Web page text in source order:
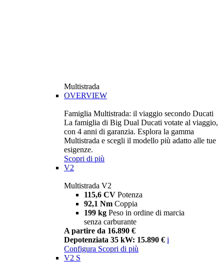
Multistrada
OVERVIEW
Famiglia Multistrada: il viaggio secondo Ducati
La famiglia di Big Dual Ducati votate al viaggio,
con 4 anni di garanzia. Esplora la gamma
Multistrada e scegli il modello più adatto alle tue
esigenze.
Scopri di più
V2
Multistrada V2
115,6 CV Potenza
92,1 Nm Coppia
199 kg Peso in ordine di marcia
senza carburante
A partire da 16.890 €
Depotenziata 35 kW: 15.890 € i
Configura Scopri di più
V2 S